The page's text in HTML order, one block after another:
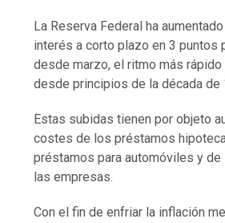
La Reserva Federal ha
interés a corto plazo en 3 puntos
desde marzo, el ritmo más
desde principios de la década de
Estas subidas tienen por objeto
costes de los préstamos
préstamos para automóviles y
las empresas.
Con el fin de enfriar la inflación